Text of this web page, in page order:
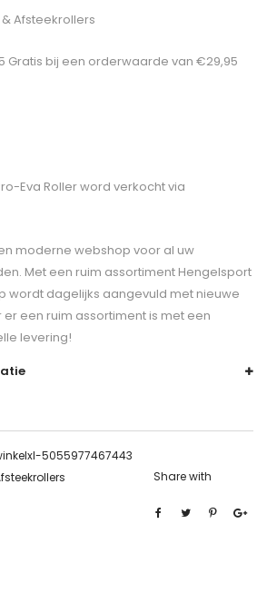
Afsteekrollers
Gratis bij een orderwaarde van €29,95
Eva Rollerword verkocht via
moderne webshop voor al uw
Met een ruim assortiment Hengelsport
wordt dagelijks aangevuld met nieuwe
een ruim assortiment is met een
levering!
5055977467443
Share with